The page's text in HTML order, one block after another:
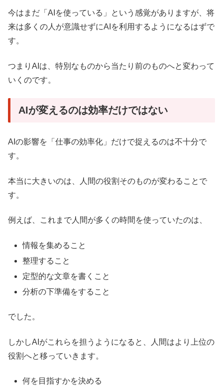
今はまだ「AIを使っている」という感覚がありますが、将
来は多くの人が意識せずにAIを利用するようになるはずで
す。
つまりAIは、特別なものから当たり前のものへと変わって
いくのです。
AIが変えるのは効率だけではない
AIの影響を「仕事の効率化」だけで捉えるのは不十分で
す。
本当に大きいのは、人間の役割そのものが変わることで
す。
例えば、これまで人間が多くの時間を使っていたのは、
情報を集めること
整理すること
定型的な文章を書くこと
分析の下準備をすること
でした。
しかしAIがこれらを担うようになると、人間はより上位の
役割へと移っていきます。
何を目指すかを決める